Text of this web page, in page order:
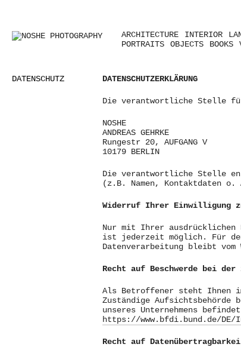
ARCHITECTURE INTERIOR
PORTRAITS
OBJECTS BOOKS
DATENSCHUTZ DATENSCHUTZERKLÄRUNG
Die verantwortliche Stelle
NOSHE
ANDREAS GEHRKE
Rungestr 20, AUFGANG V
10179 BERLIN
Die verantwortliche Stelle
(z.B. Namen, Kontaktdaten o.
Widerruf Ihrer Einwilligung
Nur mit Ihrer
ist jederzeit möglich. Für
Datenverarbeitung bleibt
Recht auf Beschwerde bei
Als Betroffener steht Ihnen
Zuständige Aufsichtsbehörde
unseres Unternehmens
https://www.bfdi.bund.de/
Recht auf